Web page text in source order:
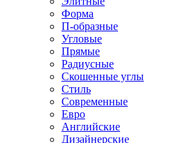
Форма
П-образные
Угловые
Прямые
Радиусные
Скошенные углы
Стиль
Современные
Евро
Английские
Дизайнерские